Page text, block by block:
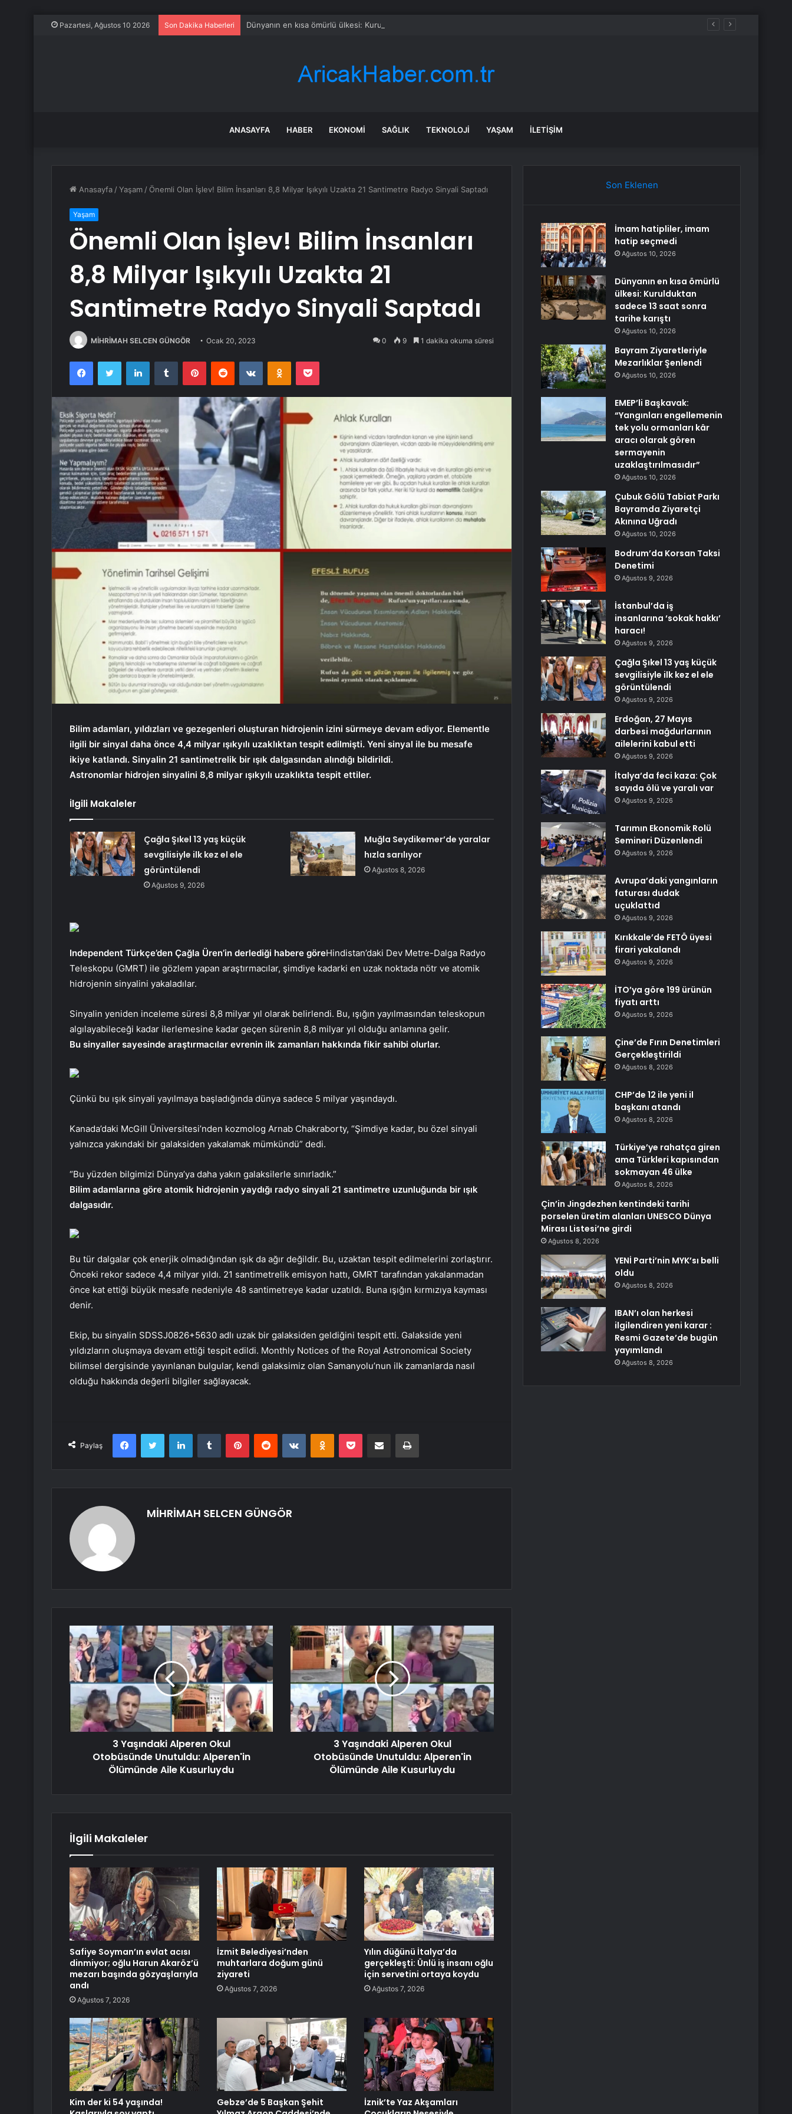
Pazartesi, Ağustos 10 2026 Son Dakika Haberleri Dünyanın en kısa ömürlü ülkesi: Kurulduktan sadece 13 saat sonra tarihe karıştı
ANASAYFA HABER EKONOMI SAĞLIK TEKNOLOJI YAŞAM İLETIŞIM
Anasayfa /Yaşam / Önemli Olan İşlev! Bilim İnsanları 8,8 Milyar Işıkyılı Uzakta 21 Santimetre Radyo Sinyali Saptadı
Yaşam
Önemli Olan İşlev! Bilim İnsanları
8,8 Milyar Işıkyılı Uzakta 21
Santimetre Radyo Sinyali Saptadı
MİHRİMAH SELCEN GÜNGÖR Ocak 20, 2023 0 9 1 dakika okuma süresi
FacebookTwitter LinkedInTumblr PinterestReddit VKontakteOdnoklassniki
Pocket
Bilim adamları, yıldızları ve gezegenleri oluşturan hidrojenin izini sürmeye devam ediyor. Elementle
ilgili bir sinyal daha önce 4,4 milyar ışıkyılı uzaklıktan tespit edilmişti. Yeni sinyal ile bu mesafe
ikiye katlandı. Sinyalin 21 santimetrelik bir ışık dalgasından alındığı bildirildi.
Astronomlar hidrojen sinyalini 8,8 milyar ışıkyılı uzaklıkta tespit ettiler.
İlgili Makaleler
Çağla Şıkel 13 yaş küçük
sevgilisiyle ilk kez el ele
görüntülendi
Ağustos 9, 2026
Muğla Seydikemer’de yaralar
hızla sarılıyor
Ağustos 8, 2026
Independent Türkçe’den Çağla Üren’in derlediği habere göreHindistan’daki Dev Metre-Dalga Radyo
Teleskopu (GMRT) ile gözlem yapan araştırmacılar, şimdiye kadarki en uzak noktada nötr ve atomik
hidrojenin sinyalini yakaladılar.
Sinyalin yeniden inceleme süresi 8,8 milyar yıl olarak belirlendi. Bu, ışığın yayılmasından teleskopun
algılayabileceği kadar ilerlemesine kadar geçen sürenin 8,8 milyar yıl olduğu anlamına gelir.
Bu sinyaller sayesinde araştırmacılar evrenin ilk zamanları hakkında fikir sahibi olurlar.
Çünkü bu ışık sinyali yayılmaya başladığında dünya sadece 5 milyar yaşındaydı.
Kanada’daki McGill Üniversitesi’nden kozmolog Arnab Chakraborty, “Şimdiye kadar, bu özel sinyali
yalnızca yakındaki bir galaksiden yakalamak mümkündü” dedi.
“Bu yüzden bilgimizi Dünya’ya daha yakın galaksilerle sınırladık.”
Bilim adamlarına göre atomik hidrojenin yaydığı radyo sinyali 21 santimetre uzunluğunda bir ışık
dalgasıdır.
Bu tür dalgalar çok enerjik olmadığından ışık da ağır değildir. Bu, uzaktan tespit edilmelerini zorlaştırır.
Önceki rekor sadece 4,4 milyar yıldı. 21 santimetrelik emisyon hattı, GMRT tarafından yakalanmadan
önce kat ettiği büyük mesafe nedeniyle 48 santimetreye kadar uzatıldı. Buna ışığın kırmızıya kayması
denir.
Ekip, bu sinyalin SDSSJ0826+5630 adlı uzak bir galaksiden geldiğini tespit etti. Galakside yeni
yıldızların oluşmaya devam ettiği tespit edildi. Monthly Notices of the Royal Astronomical Society
bilimsel dergisinde yayınlanan bulgular, kendi galaksimiz olan Samanyolu’nun ilk zamanlarda nasıl
olduğu hakkında değerli bilgiler sağlayacak.
Paylaş
FacebookTwitter LinkedInTumblr PinterestReddit VKontakteOdnoklassniki
Pocket E-Posta ile paylaş Yazdır
MİHRİMAH SELCEN GÜNGÖR
3 Yaşındaki Alperen Okul
Otobüsünde Unutuldu: Alperen'in
Ölümünde Aile Kusurluydu
3 Yaşındaki Alperen Okul
Otobüsünde Unutuldu: Alperen'in
Ölümünde Aile Kusurluydu
İlgili Makaleler
Safiye Soyman’ın evlat acısı
dinmiyor; oğlu Harun Akaröz’ü
mezarı başında gözyaşlarıyla
andı
Ağustos 7, 2026
İzmit Belediyesi’nden
muhtarlara doğum günü
ziyareti
Ağustos 7, 2026
Yılın düğünü İtalya’da
gerçekleşti: Ünlü iş insanı oğlu
için servetini ortaya koydu
Ağustos 7, 2026
Kim der ki 54 yaşında!
Gebze’de 5 Başkan Şehit
İznik’te Yaz Akşamları
Son Eklenen
İmam hatipliler, imam
hatip seçmedi
Ağustos 10, 2026
Dünyanın en kısa ömürlü
ülkesi: Kurulduktan
sadece 13 saat sonra
tarihe karıştı
Ağustos 10, 2026
Bayram Ziyaretleriyle
Mezarlıklar Şenlendi
Ağustos 10, 2026
EMEP’li Başkavak:
“Yangınları engellemenin
tek yolu ormanları kâr
aracı olarak gören
sermayenin
uzaklaştırılmasıdır”
Ağustos 10, 2026
Çubuk Gölü Tabiat Parkı
Bayramda Ziyaretçi
Akınına Uğradı
Ağustos 10, 2026
Bodrum’da Korsan Taksi
Denetimi
Ağustos 9, 2026
İstanbul’da iş
insanlarına ‘sokak hakkı’
haracı!
Ağustos 9, 2026
Çağla Şıkel 13 yaş küçük
sevgilisiyle ilk kez el ele
görüntülendi
Ağustos 9, 2026
Erdoğan, 27 Mayıs
darbesi mağdurlarının
ailelerini kabul etti
Ağustos 9, 2026
İtalya’da feci kaza: Çok
sayıda ölü ve yaralı var
Ağustos 9, 2026
Tarımın Ekonomik Rolü
Semineri Düzenlendi
Ağustos 9, 2026
Avrupa’daki yangınların
faturası dudak
uçuklattıd
Ağustos 9, 2026
Kırıkkale’de FETÖ üyesi
firari yakalandı
Ağustos 9, 2026
İTO’ya göre 199 ürünün
fiyatı arttı
Ağustos 9, 2026
Çine’de Fırın Denetimleri
Gerçekleştirildi
Ağustos 8, 2026
CHP’de 12 ile yeni il
başkanı atandı
Ağustos 8, 2026
Türkiye’ye rahatça giren
ama Türkleri kapısından
sokmayan 46 ülke
Ağustos 8, 2026
Çin’in Jingdezhen kentindeki tarihi
porselen üretim alanları UNESCO Dünya
Mirası Listesi’ne girdi
Ağustos 8, 2026
YENİ Parti’nin MYK’sı belli
oldu
Ağustos 8, 2026
IBAN’ı olan herkesi
ilgilendiren yeni karar :
Resmi Gazete’de bugün
yayımlandı
Ağustos 8, 2026